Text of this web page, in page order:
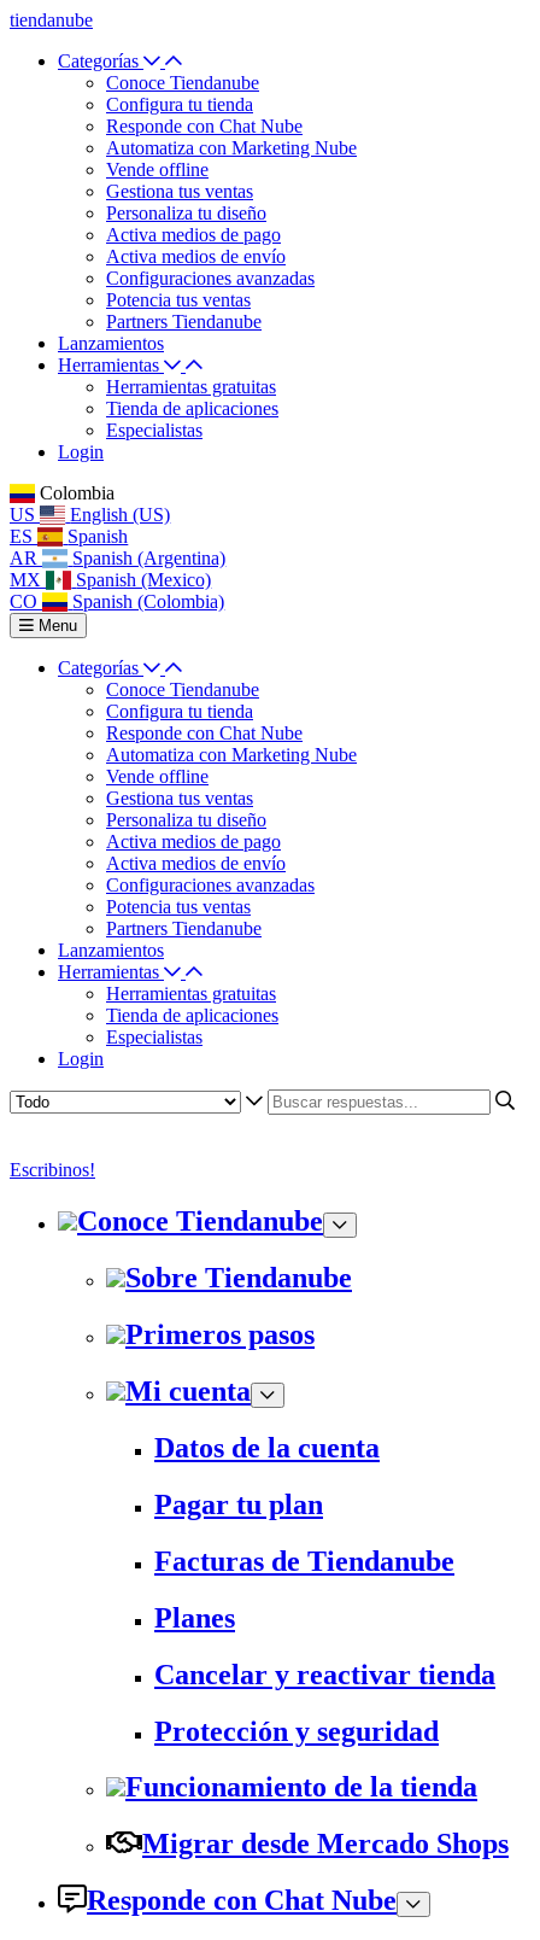
tiendanube
Categorías
Conoce Tiendanube
Configura tu tienda
Responde con Chat Nube
Automatiza con Marketing Nube
Vende offline
Gestiona tus ventas
Personaliza tu diseño
Activa medios de pago
Activa medios de envío
Configuraciones avanzadas
Potencia tus ventas
Partners Tiendanube
Lanzamientos
Herramientas
Herramientas gratuitas
Tienda de aplicaciones
Especialistas
Login
Colombia
US
English (US)
ES
Spanish
AR
Spanish (Argentina)
MX
Spanish (Mexico)
CO
Spanish (Colombia)
Menu
Categorías
Conoce Tiendanube
Configura tu tienda
Responde con Chat Nube
Automatiza con Marketing Nube
Vende offline
Gestiona tus ventas
Personaliza tu diseño
Activa medios de pago
Activa medios de envío
Configuraciones avanzadas
Potencia tus ventas
Partners Tiendanube
Lanzamientos
Herramientas
Herramientas gratuitas
Tienda de aplicaciones
Especialistas
Login
Escribinos!
Conoce Tiendanube
Sobre Tiendanube
Primeros pasos
Mi cuenta
Datos de la cuenta
Pagar tu plan
Facturas de Tiendanube
Planes
Cancelar y reactivar tienda
Protección y seguridad
Funcionamiento de la tienda
Migrar desde Mercado Shops
Responde con Chat Nube